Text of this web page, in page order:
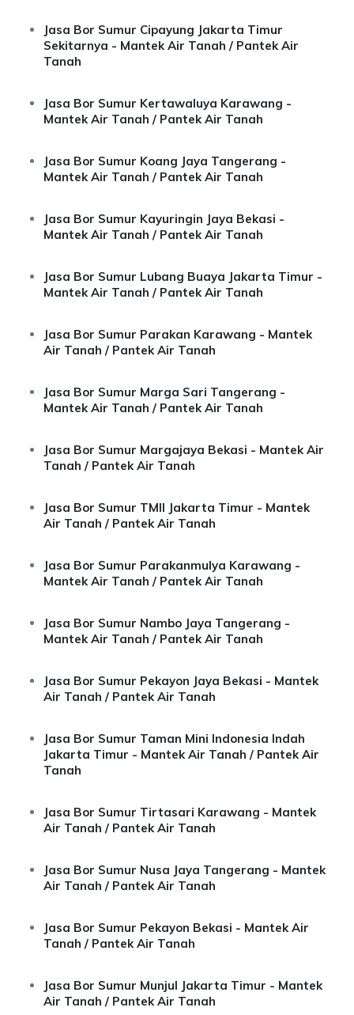
Jasa Bor Sumur Cipayung Jakarta Timur
Sekitarnya - Mantek Air Tanah / Pantek Air
Tanah
Jasa Bor Sumur Kertawaluya Karawang -
Mantek Air Tanah / Pantek Air Tanah
Jasa Bor Sumur Koang Jaya Tangerang -
Mantek Air Tanah / Pantek Air Tanah
Jasa Bor Sumur Kayuringin Jaya Bekasi -
Mantek Air Tanah / Pantek Air Tanah
Jasa Bor Sumur Lubang Buaya Jakarta Timur -
Mantek Air Tanah / Pantek Air Tanah
Jasa Bor Sumur Parakan Karawang - Mantek
Air Tanah / Pantek Air Tanah
Jasa Bor Sumur Marga Sari Tangerang -
Mantek Air Tanah / Pantek Air Tanah
Jasa Bor Sumur Margajaya Bekasi - Mantek Air
Tanah / Pantek Air Tanah
Jasa Bor Sumur TMII Jakarta Timur - Mantek
Air Tanah / Pantek Air Tanah
Jasa Bor Sumur Parakanmulya Karawang -
Mantek Air Tanah / Pantek Air Tanah
Jasa Bor Sumur Nambo Jaya Tangerang -
Mantek Air Tanah / Pantek Air Tanah
Jasa Bor Sumur Pekayon Jaya Bekasi - Mantek
Air Tanah / Pantek Air Tanah
Jasa Bor Sumur Taman Mini Indonesia Indah
Jakarta Timur - Mantek Air Tanah / Pantek Air
Tanah
Jasa Bor Sumur Tirtasari Karawang - Mantek
Air Tanah / Pantek Air Tanah
Jasa Bor Sumur Nusa Jaya Tangerang - Mantek
Air Tanah / Pantek Air Tanah
Jasa Bor Sumur Pekayon Bekasi - Mantek Air
Tanah / Pantek Air Tanah
Jasa Bor Sumur Munjul Jakarta Timur - Mantek
Air Tanah / Pantek Air Tanah